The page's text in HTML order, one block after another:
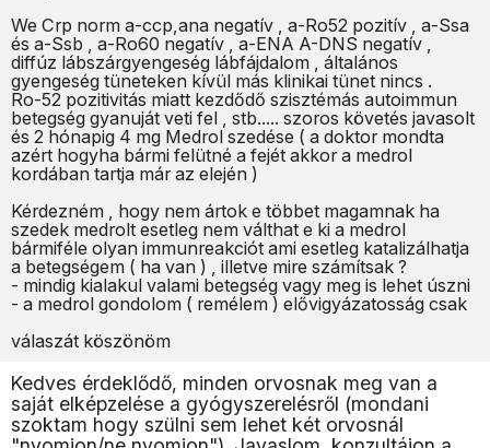
We Crp norm a-ccp,ana negatív , a-Ro52 pozitív , a-Ssa
és a-Ssb , a-Ro60 negatív , a-ENA A-DNS negatív ,
diffúz lábszárgyengeség lábfájdalom , általános
gyengeség tüneteken kívül más klinikai tünet nincs .
Ro-52 pozitivitás miatt kezdődő szisztémás autoimmun
betegség gyanuját veti fel , stb..... szoros követés javasolt
és 2 hónapig 4 mg Medrol szedése ( a doktor mondta
azért hogyha bármi felütné a fejét akkor a medrol
kordában tartja már az elején )
Kérdezném , hogy nem ártok e többet magamnak ha
szedek medrolt esetleg nem válthat e ki a medrol
bármiféle olyan immunreakciót ami esetleg katalizálhatja
a betegségem ( ha van ) , illetve mire számítsak ?
- mindig kialakul valami betegség vagy meg is lehet úszni
- a medrol gondolom ( remélem ) elővigyázatosság csak
válaszát köszönöm
Kedves érdeklődő, minden orvosnak meg van a
saját elképzelése a gyógyszerelésről (mondani
szoktam hogy szülni sem lehet két orvosnál